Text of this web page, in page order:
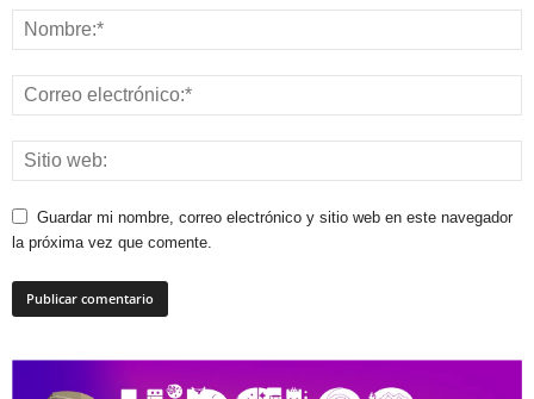
Guardar mi nombre, correo electrónico y sitio web en este navegador
la próxima vez que comente.